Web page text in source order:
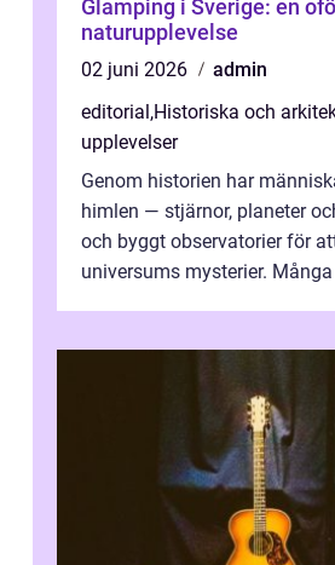
Glamping i Sverige: en
naturupplevelse
02 juni 2026
admin
editorial,Historiska och
upplevelser
Genom historien har
himlen — stjärnor, planeter
och byggt observatorier för
universums mysterier. Många